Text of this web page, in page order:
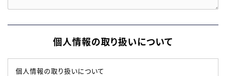
個人情報の取り扱いについて
個人情報の取り扱いについて